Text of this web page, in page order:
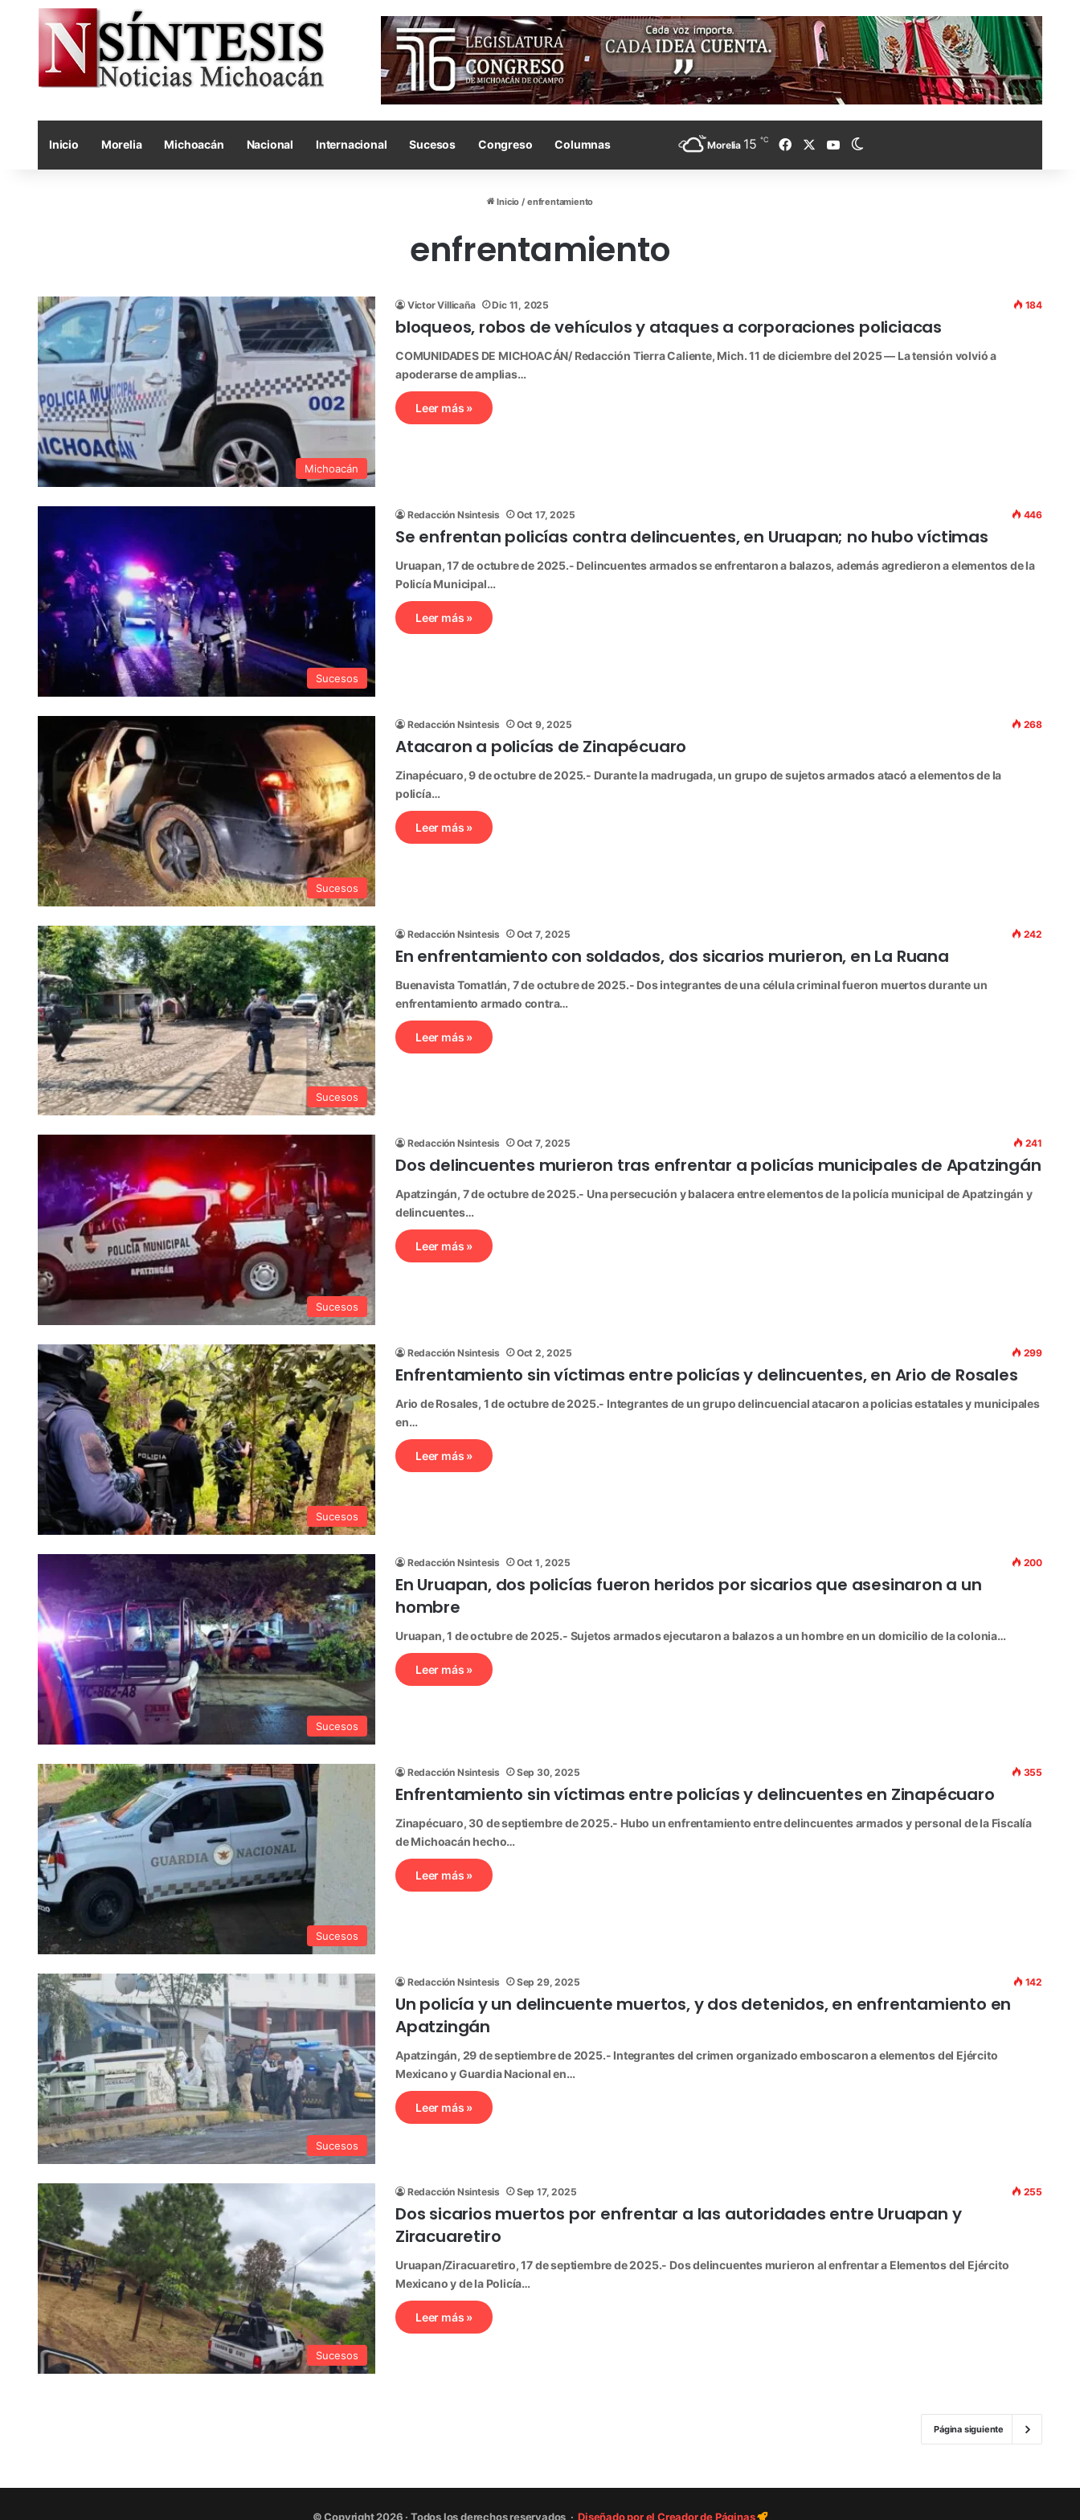
Inicio Morelia Michoacán Nacional Internacional Sucesos Congreso Columnas Morelia 15℃ FacebookYouTubeSwitch skin
Inicio / enfrentamiento
enfrentamiento
Michoacán
Victor Villicaña Dic 11, 2025 184
bloqueos, robos de vehículos y ataques a corporaciones policiacas
COMUNIDADES DE MICHOACÁN/ Redacción Tierra Caliente, Mich. 11 de diciembre del 2025 — La tensión volvió a
apoderarse de amplias…
Leer más »
Sucesos
Redacción Nsintesis Oct 17, 2025 446
Se enfrentan policías contra delincuentes, en Uruapan; no hubo víctimas
Uruapan, 17 de octubre de 2025.- Delincuentes armados se enfrentaron a balazos, además agredieron a elementos de la
Policía Municipal…
Leer más »
Sucesos
Redacción Nsintesis Oct 9, 2025 268
Atacaron a policías de Zinapécuaro
Zinapécuaro, 9 de octubre de 2025.- Durante la madrugada, un grupo de sujetos armados atacó a elementos de la
policía…
Leer más »
Sucesos
Redacción Nsintesis Oct 7, 2025 242
En enfrentamiento con soldados, dos sicarios murieron, en La Ruana
Buenavista Tomatlán, 7 de octubre de 2025.- Dos integrantes de una célula criminal fueron muertos durante un
enfrentamiento armado contra…
Leer más »
Sucesos
Redacción Nsintesis Oct 7, 2025 241
Dos delincuentes murieron tras enfrentar a policías municipales de Apatzingán
Apatzingán, 7 de octubre de 2025.- Una persecución y balacera entre elementos de la policía municipal de Apatzingán y
delincuentes…
Leer más »
Sucesos
Redacción Nsintesis Oct 2, 2025 299
Enfrentamiento sin víctimas entre policías y delincuentes, en Ario de Rosales
Ario de Rosales, 1 de octubre de 2025.- Integrantes de un grupo delincuencial atacaron a policias estatales y municipales
en…
Leer más »
Sucesos
Redacción Nsintesis Oct 1, 2025 200
En Uruapan, dos policías fueron heridos por sicarios que asesinaron a un
hombre
Uruapan, 1 de octubre de 2025.- Sujetos armados ejecutaron a balazos a un hombre en un domicilio de la colonia…
Leer más »
Sucesos
Redacción Nsintesis Sep 30, 2025 355
Enfrentamiento sin víctimas entre policías y delincuentes en Zinapécuaro
Zinapécuaro, 30 de septiembre de 2025.- Hubo un enfrentamiento entre delincuentes armados y personal de la Fiscalía
de Michoacán hecho…
Leer más »
Sucesos
Redacción Nsintesis Sep 29, 2025 142
Un policía y un delincuente muertos, y dos detenidos, en enfrentamiento en
Apatzingán
Apatzingán, 29 de septiembre de 2025.- Integrantes del crimen organizado emboscaron a elementos del Ejército
Mexicano y Guardia Nacional en…
Leer más »
Sucesos
Redacción Nsintesis Sep 17, 2025 255
Dos sicarios muertos por enfrentar a las autoridades entre Uruapan y
Ziracuaretiro
Uruapan/Ziracuaretiro, 17 de septiembre de 2025.- Dos delincuentes murieron al enfrentar a Elementos del Ejército
Mexicano y de la Policía…
Leer más »
Página siguiente
© Copyright 2026 · Todos los derechos reservados ·Diseñado por el Creador de Páginas